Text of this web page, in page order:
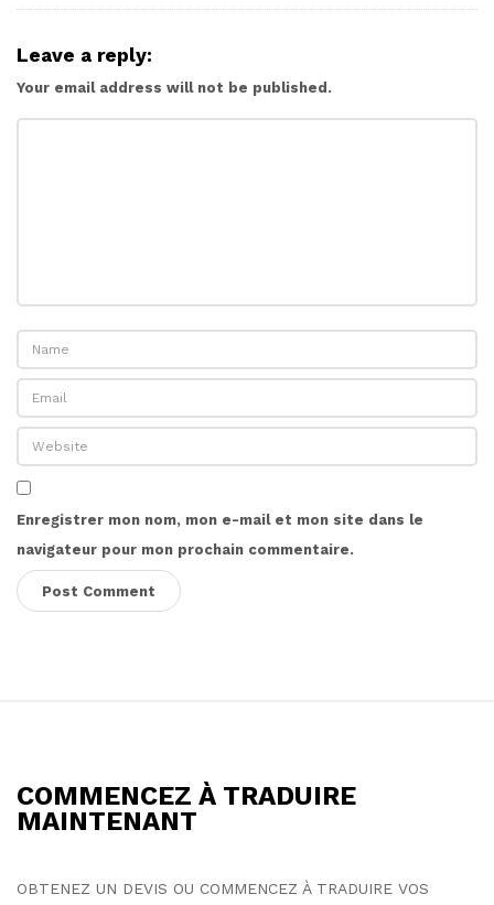
Leave a reply:
Your email address will not be published.
Enregistrer mon nom, mon e-mail et mon site dans le
navigateur pour mon prochain commentaire.
COMMENCEZ À TRADUIRE
MAINTENANT
OBTENEZ UN DEVIS OU COMMENCEZ À TRADUIRE VOS